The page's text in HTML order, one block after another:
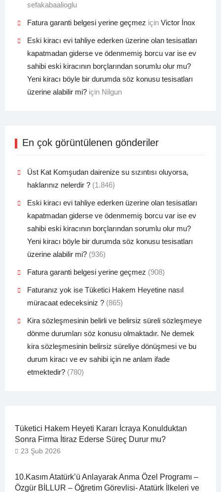
sefakabaalioglu
Fatura garanti belgesi yerine geçmez için Victor İnox
Eski kiracı evi tahliye ederken üzerine olan tesisatları
kapatmadan giderse ve ödenmemiş borcu var ise ev
sahibi eski kiracının borçlarından sorumlu olur mu?
Yeni kiracı böyle bir durumda söz konusu tesisatları
üzerine alabilir mi?için Nilgun
En çok görüntülenen gönderiler
Üst Kat Komşudan dairenize su sızıntısı oluyorsa,
haklarınız nelerdir ? (1.846)
Eski kiracı evi tahliye ederken üzerine olan tesisatları
kapatmadan giderse ve ödenmemiş borcu var ise ev
sahibi eski kiracının borçlarından sorumlu olur mu?
Yeni kiracı böyle bir durumda söz konusu tesisatları
üzerine alabilir mi? (936)
Fatura garanti belgesi yerine geçmez (908)
Faturanız yok ise Tüketici Hakem Heyetine nasıl
müracaat edeceksiniz ? (865)
Kira sözleşmesinin belirli ve belirsiz süreli sözleşmeye
dönme durumları söz konusu olmaktadır. Ne demek
kira sözleşmesinin belirsiz süreliye dönüşmesi ve bu
durum kiracı ve ev sahibi için ne anlam ifade
etmektedir? (780)
Tüketici Hakem Heyeti Kararı İcraya Konulduktan
Sonra Firma İtiraz Ederse Süreç Durur mu?
23 Şub 2026
10.Kasım Atatürk’ü Anlayarak Anma Özel Programı –
Özgür BİLLUR – Öğretim Görevlisi- Atatürk İlkeleri ve